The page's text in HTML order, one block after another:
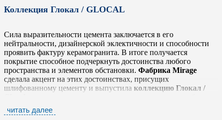
Коллекция Глокал / GLOCAL
Сила выразительности цемента заключается в его
нейтральности, дизайнерской эклектичности и способности
проявить фактуру керамогранита. В итоге получается
покрытие способное подчеркнуть достоинства любого
пространства и элементов обстановки. Фабрика Mirage
сделала акцент на этих достоинствах, присущих
шлифованному цементу и выпустила коллекцию Глокал /
наиболее оригинальном облике, не забывая о тщательной
читать далее